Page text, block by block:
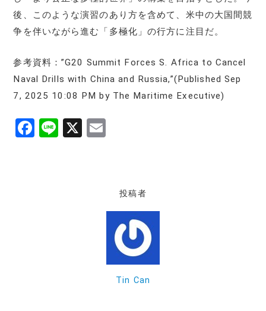
後、このような演習のあり方を含めて、米中の大国間競
争を伴いながら進む「多極化」の行方に注目だ。
参考資料：”G20 Summit Forces S. Africa to Cancel
Naval Drills with China and Russia,”(Published Sep
7, 2025 10:08 PM by The Maritime Executive)
F
Li X
投稿者
Tin Can